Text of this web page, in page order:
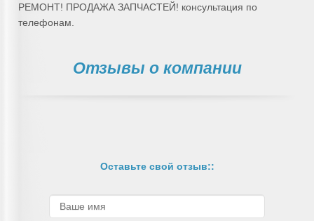
РЕМОНТ! ПРОДАЖА ЗАПЧАСТЕЙ! консультация по
телефонам.
Отзывы о компании
Оставьте свой отзыв::